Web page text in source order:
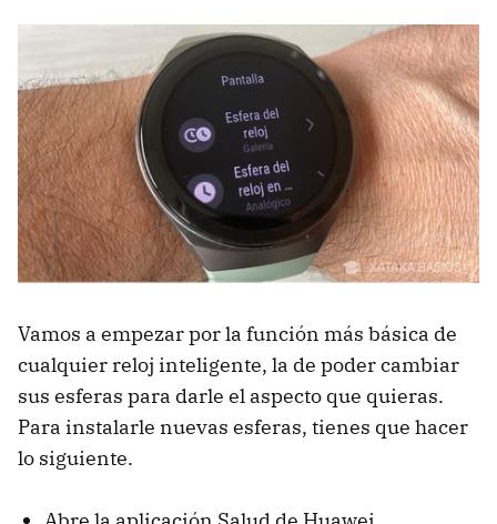
Vamos a empezar por la función más básica de
cualquier reloj inteligente, la de poder cambiar
sus esferas para darle el aspecto que quieras.
Para instalarle nuevas esferas, tienes que hacer
lo siguiente.